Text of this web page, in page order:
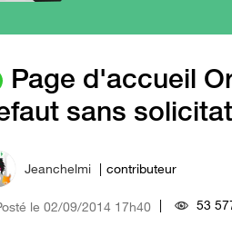
Page d'accueil
sans
Jeanchelmi contributeur
le ‎02/09/2014 17h40 53